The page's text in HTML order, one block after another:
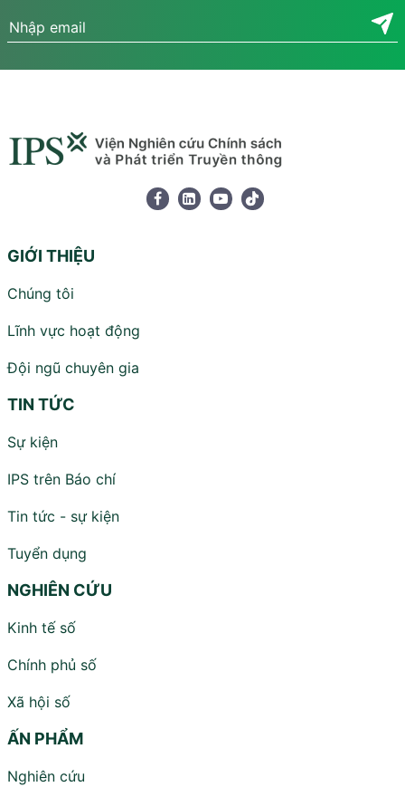
GIỚI THIỆU
Chúng tôi
Lĩnh vực hoạt động
Đội ngũ chuyên gia
TIN TỨC
Sự kiện
IPS trên Báo chí
Tin tức - sự kiện
Tuyển dụng
NGHIÊN CỨU
Kinh tế số
Chính phủ số
Xã hội số
ẤN PHẨM
Nghiên cứu